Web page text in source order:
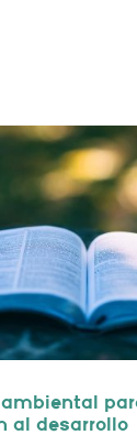
al desarrollo